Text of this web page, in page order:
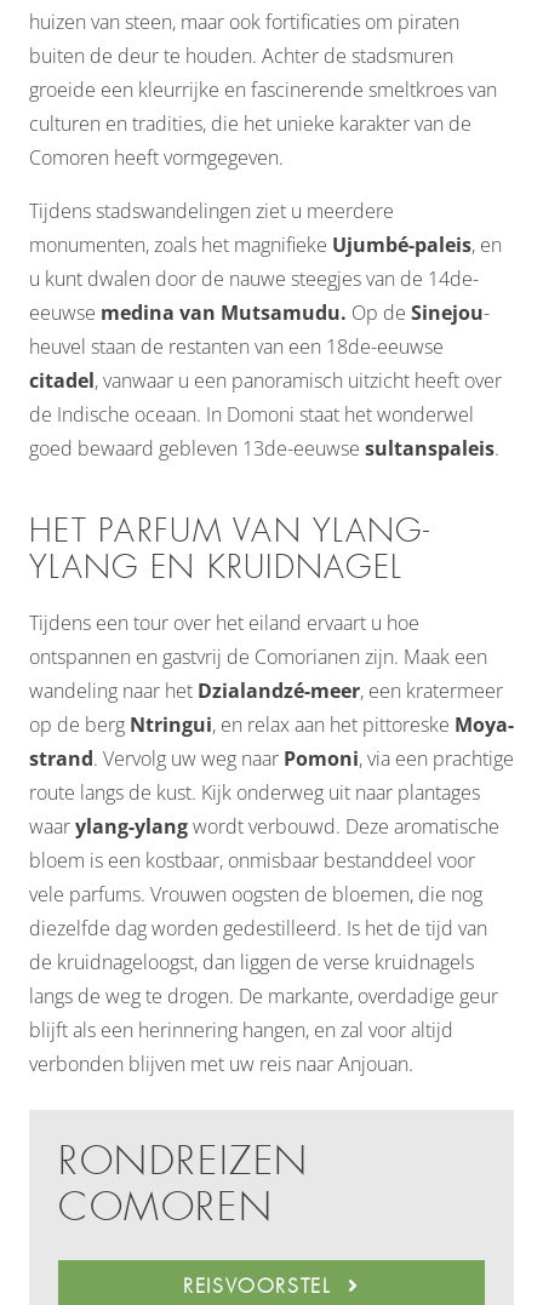
huizen van steen, maar ook fortificaties om piraten
buiten de deur te houden. Achter de stadsmuren
groeide een kleurrijke en fascinerende smeltkroes van
culturen en tradities, die het unieke karakter van de
Comoren heeft vormgegeven.
Tijdens stadswandelingen ziet u meerdere
monumenten, zoals het magnifieke Ujumbé-paleis, en
u kunt dwalen door de nauwe steegjes van de 14de-
eeuwse medina van Mutsamudu. Op de Sinejou-
heuvel staan de restanten van een 18de-eeuwse
citadel, vanwaar u een panoramisch uitzicht heeft over
de Indische oceaan. In Domoni staat het wonderwel
goed bewaard gebleven 13de-eeuwse sultanspaleis.
HET PARFUM VAN YLANG-
YLANG EN KRUIDNAGEL
Tijdens een tour over het eiland ervaart u hoe
ontspannen en gastvrij de Comorianen zijn. Maak een
wandeling naar het Dzialandzé-meer, een kratermeer
op de berg Ntringui, en relax aan het pittoreske Moya-
strand. Vervolg uw weg naar Pomoni, via een prachtige
route langs de kust. Kijk onderweg uit naar plantages
waarylang-ylangwordt verbouwd. Deze aromatische
bloem is een kostbaar, onmisbaar bestanddeel voor
vele parfums. Vrouwen oogsten de bloemen, die nog
diezelfde dag worden gedestilleerd. Is het de tijd van
de kruidnageloogst, dan liggen de verse kruidnagels
langs de weg te drogen. De markante, overdadige geur
blijft als een herinnering hangen, en zal voor altijd
verbonden blijven met uw reis naar Anjouan.
RONDREIZEN
COMOREN
REISVOORSTEL